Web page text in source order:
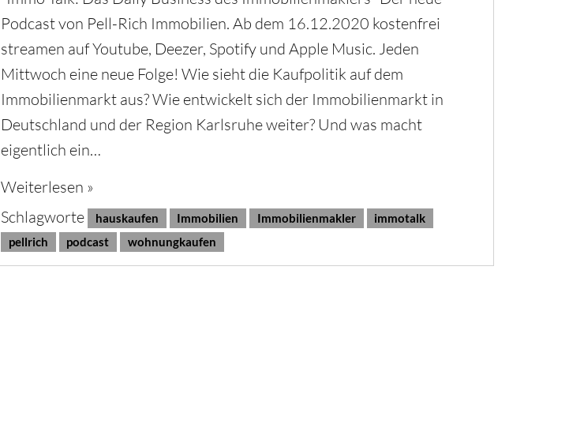
Podcast von Pell-Rich Immobilien. Ab dem 16.12.2020 kostenfrei
streamen auf Youtube, Deezer, Spotify und Apple Music. Jeden
Mittwoch eine neue Folge! Wie sieht die Kaufpolitik auf dem
Immobilienmarkt aus? Wie entwickelt sich der Immobilienmarkt in
Deutschland und der Region Karlsruhe weiter? Und was macht
eigentlich ein…
Weiterlesen »
Schlagworte
hauskaufen Immobilien Immobilienmakler
immotalk
pellrich
podcast wohnungkaufen